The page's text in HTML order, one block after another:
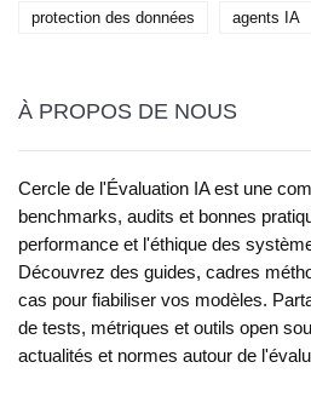
protection des données agents IA
À PROPOS DE NOUS
Cercle de l'Évaluation IA est une
benchmarks, audits et bonnes
performance et l'éthique des
Découvrez des guides, cadres
cas pour fiabiliser vos modèles.
de tests, métriques et outils open
actualités et normes autour de